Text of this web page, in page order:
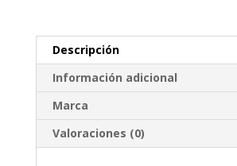
cantidad
Descripción
Información adicional
Marca
Valoraciones (0)